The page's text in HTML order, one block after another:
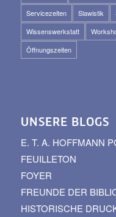
Servicezeiten
Slawistik
Wissenswerkstatt
Öffnungszeiten
UNSERE BLOGS
E. T. A. HOFFMANN
FEUILLETON
FOYER
FREUNDE DER
HISTORISCHE